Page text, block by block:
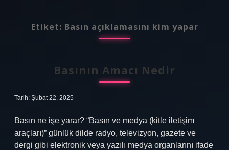
Etiket: Basın açıklamasını kim yapar
Basının Amacı Nedir
Tarih: Şubat 22, 2025
Basın ne işe yarar? “Basın ve medya (kitle iletişim
araçları)” günlük dilde radyo, televizyon, gazete ve
dergi gibi elektronik veya yazılı medya organlarını ifade